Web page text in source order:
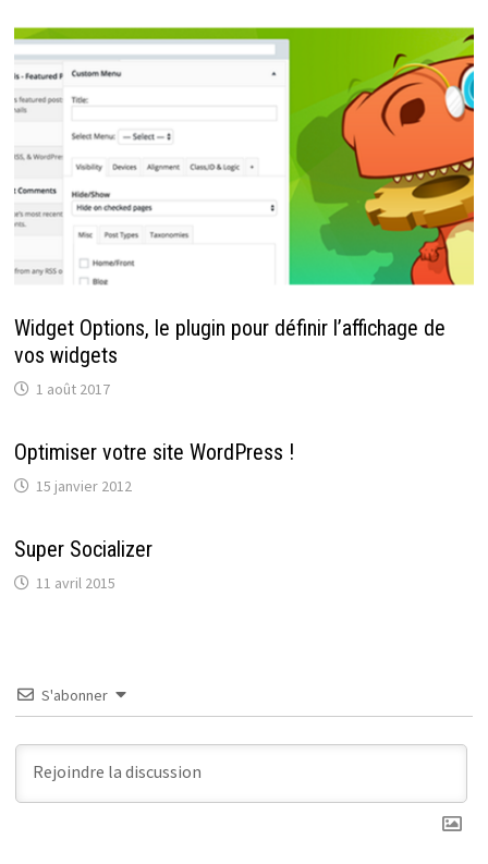
Widget Options, le plugin pour définir l’affichage de
vos widgets
1 août 2017
Optimiser votre site WordPress !
15 janvier 2012
Super Socializer
11 avril 2015
S'abonner